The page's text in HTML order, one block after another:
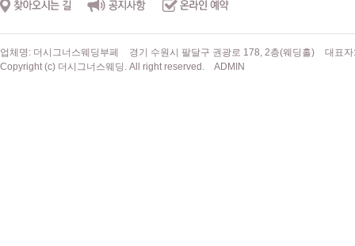
업체명: 더시그너스웨딩부페 경기 수원시 팔달구 권광로 178, 2층(웨딩홀)
대표
Copyright (c) 더시그너스웨딩. All right reserved.
ADMIN